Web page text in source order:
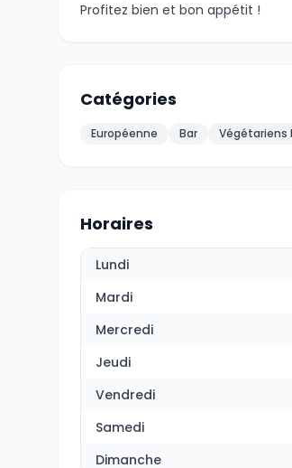
Profitez bien et bon appétit !
Catégories
Européenne Bar Végétariens
Horaires
Lundi
Mardi
Mercredi
Jeudi
Vendredi
Samedi
Dimanche